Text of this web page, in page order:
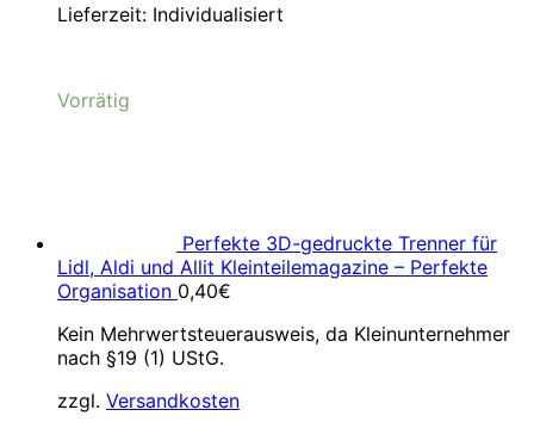
Lieferzeit: Individualisiert
Vorrätig
Perfekte 3D-gedruckte Trenner für
Lidl, Aldi und Allit Kleinteilemagazine – Perfekte
Organisation 0,40€
Kein Mehrwertsteuerausweis, da Kleinunternehmer
nach §19 (1) UStG.
zzgl. Versandkosten